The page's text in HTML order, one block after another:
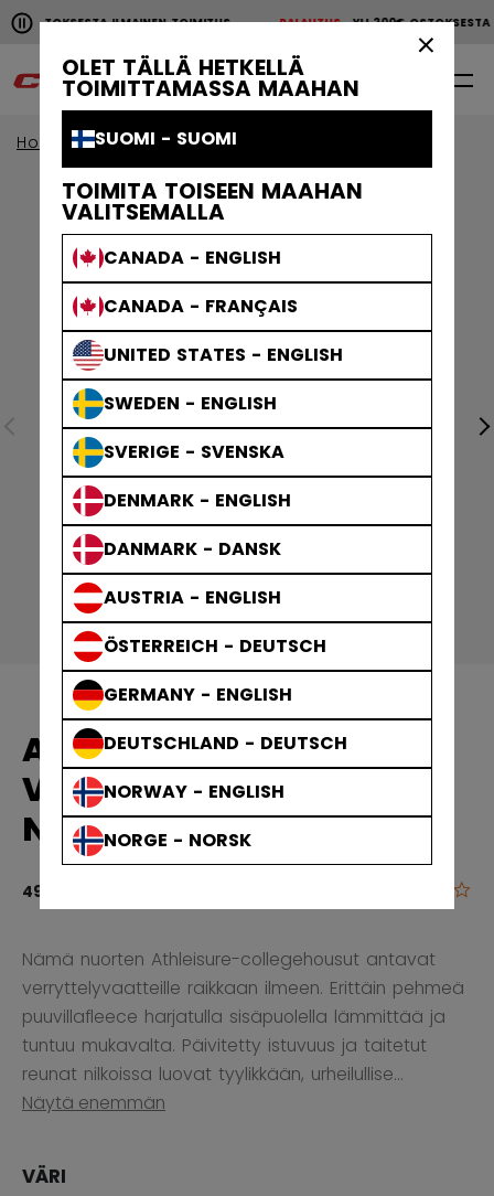
OLET TÄLLÄ HETKELLÄ
TOIMITTAMASSA MAAHAN
SUOMI - SUOMI
TOIMITA TOISEEN MAAHAN
VALITSEMALLA
CANADA - ENGLISH
CANADA - FRANÇAIS
UNITED STATES - ENGLISH
SWEDEN - ENGLISH
SVERIGE - SVENSKA
DENMARK - ENGLISH
DANMARK - DANSK
AUSTRIA - ENGLISH
ÖSTERREICH - DEUTSCH
GERMANY - ENGLISH
DEUTSCHLAND - DEUTSCH
NORWAY - ENGLISH
NORGE - NORSK
Pause the horizontal scroll animation.
OSTOKSESTA ILMAINEN TOIMITUSPALAUTUS YLI 200€
YLI 200€ OSTOKSESTA ILMAINEN TOIMITUS
Home Vaatteet
ATHLEISURE FLEECE
VERRYTTELYHOUSUT
NUORET
49,90 € 3,6 out of 5
Nämä nuorten Athleisure-collegehousut antavat
verryttelyvaatteille raikkaan ilmeen. Erittäin pehmeä
puuvillafleece harjatulla sisäpuolella lämmittää ja
tuntuu mukavalta. Päivitetty istuvuus ja taitetut
reunat nilkoissa luovat tyylikkään, urheilullise...
Näytä enemmän
VÄRI